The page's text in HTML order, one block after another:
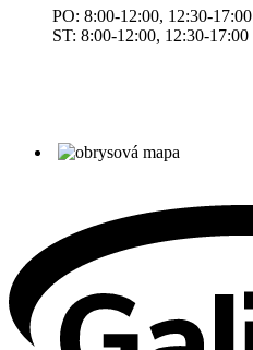
PO: 8:00-12:00, 12:30-17:00
ST: 8:00-12:00, 12:30-17:00